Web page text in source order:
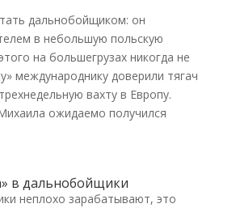
дальнобойщиком: он
в небольшую польскую
на большегрузах никогда не
международнику доверили тягач
вахту в Европу.
ожидаемо получился
в дальнобойщики
неплохо зарабатывают, это